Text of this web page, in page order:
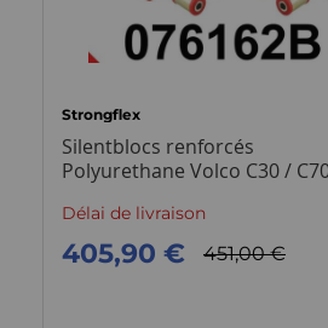
Strongflex
Silentblocs renforcés
Polyurethane Volco C30 /
Délai de livraison
451,00 €
405,90 €